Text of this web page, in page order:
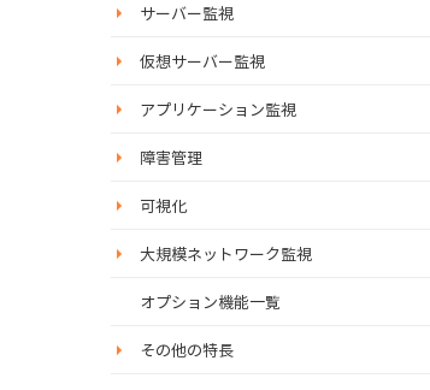
サーバー監視
仮想サーバー監視
アプリケーション監視
障害管理
可視化
大規模ネットワーク監視
オプション機能一覧
その他の特長